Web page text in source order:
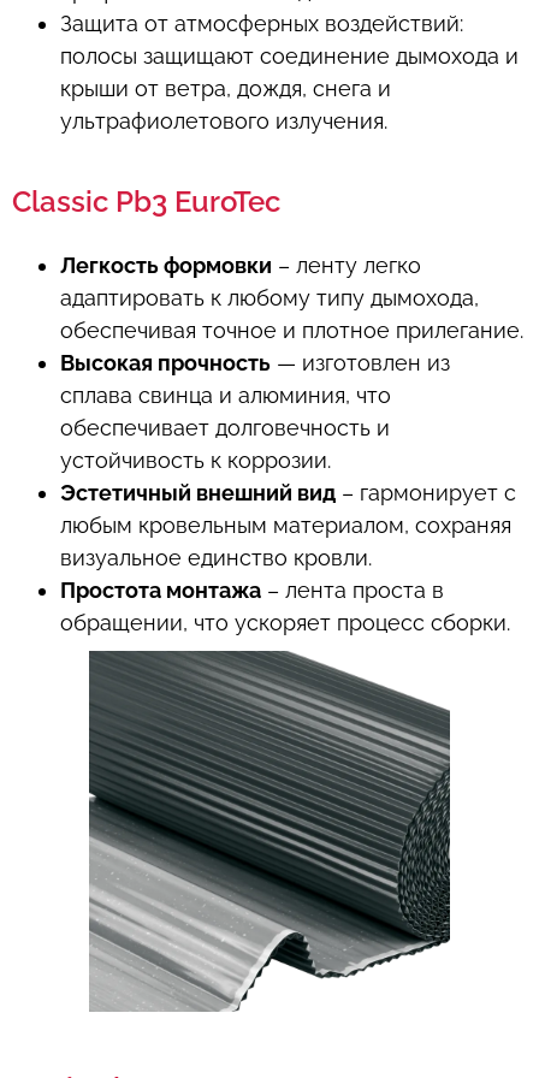
Защита от атмосферных воздействий:
полосы защищают соединение дымохода и
крыши от ветра, дождя, снега и
ультрафиолетового излучения.
Classic Pb3 EuroTec
Легкость формовки – ленту легко
адаптировать к любому типу дымохода,
обеспечивая точное и плотное прилегание.
Высокая прочность — изготовлен из
сплава свинца и алюминия, что
обеспечивает долговечность и
устойчивость к коррозии.
Эстетичный внешний вид – гармонирует с
любым кровельным материалом, сохраняя
визуальное единство кровли.
Простота монтажа – лента проста в
обращении, что ускоряет процесс сборки.